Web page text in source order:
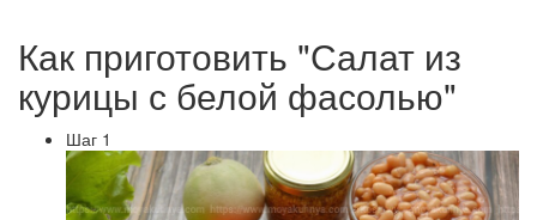
Как приготовить "Салат из
курицы с белой фасолью"
Шаг 1